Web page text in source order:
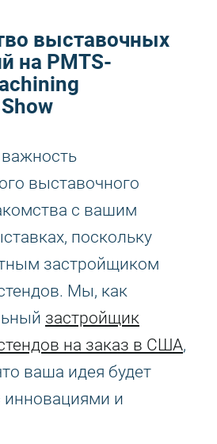
выставочных
на PMTS-
выставочного
с вашим
поскольку
застройщиком
Мы, как
застройщик
на заказ в США,
ваша идея будет
инновациями и